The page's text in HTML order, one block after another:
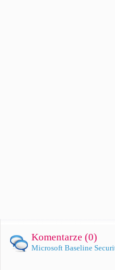
Komentarze (0)
Microsoft Baseline